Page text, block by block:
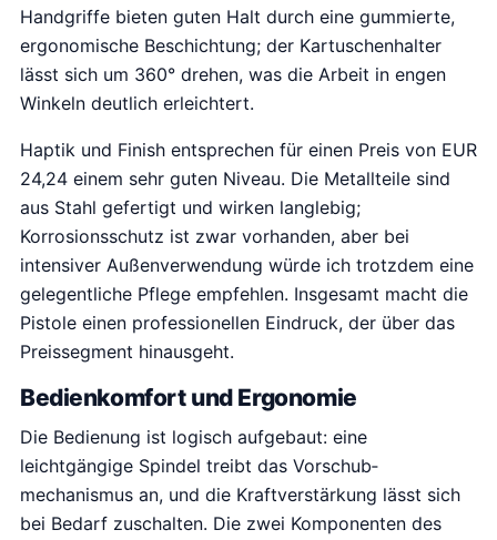
Hand­griffe bieten guten Halt durch eine gummierte,
ergonomische Beschichtung; der Kartuschenhalter
lässt sich um 360° drehen, was die Arbeit in engen
Winkeln deutlich erleichtert.
Haptik und Finish entsprechen für einen Preis von EUR
24,24 einem sehr guten Niveau. Die Metallteile sind
aus Stahl gefertigt und wirken langlebig;
Korrosionsschutz ist zwar vorhanden, aber bei
intensiver Außenverwendung würde ich trotzdem eine
gelegentliche Pflege empfehlen. Insgesamt macht die
Pistole einen professionellen Eindruck, der über das
Preissegment hinausgeht.
Bedienkomfort und Ergonomie
Die Bedienung ist logisch aufgebaut: eine
leichtgängige Spindel treibt das Vorschub­
mechanismus an, und die Kraftverstärkung lässt sich
bei Bedarf zuschalten. Die zwei Komponenten des